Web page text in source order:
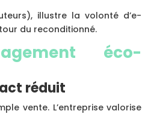
illustre la volonté d’e-
du reconditionné.
éco-
réduit
vente. L’entreprise valorise